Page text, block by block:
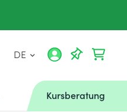
DE
Kursberatung